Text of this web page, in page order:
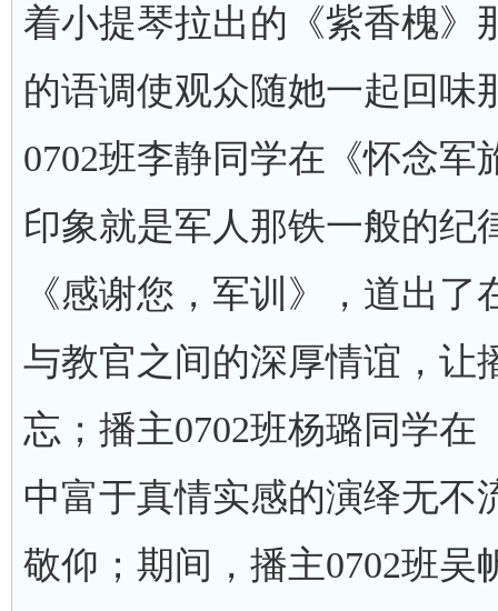
着小提琴拉出的《紫香槐》
的语调使观众随她一起回味
0702班李静同学在《怀念
印象就是军人那铁一般的纪
《感谢您，军训》，道出
与教官之间的深厚情谊，让
忘；播主0702班杨璐同学
中富于真情实感的演绎无不
敬仰；期间，播主0702班